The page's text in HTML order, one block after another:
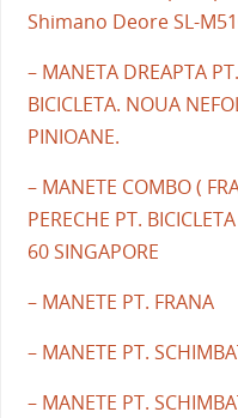
Shimano Deore SL-
– MANETA DREAPTA
BICICLETA. NOUA
PINIOANE.
– MANETE COMBO (
PERECHE PT.
60 SINGAPORE
– MANETE PT. FRANA
– MANETE PT.
– MANETE PT.